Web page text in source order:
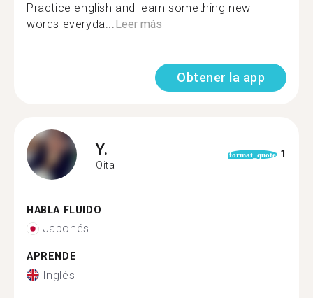
Practice english and learn something new
words everyda... Leer más
Obtener la app
Y.
Oita
format_quote 1
HABLA FLUIDO
Japonés
APRENDE
Inglés